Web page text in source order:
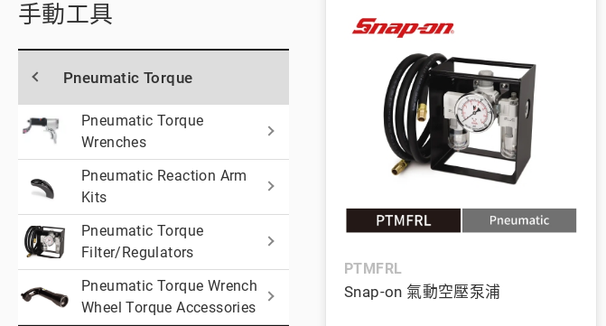
扭力扳手
限量週邊商品 工業
航太專用工具 工業半導體
美國藍點 Blue-Point BAHCO 瑞典魚牌
手動工具
Pneumatic Torque
Pneumatic Torque
Wrenches
Pneumatic Reaction Arm
Kits
Pneumatic Torque
Filter/Regulators
Pneumatic Torque Wrench
Wheel Torque Accessories
PTMFRL
Snap-on 氣動空壓泵浦